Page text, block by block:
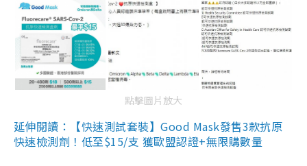
點擊圖片放大
延伸閱讀：【快速測試套裝】Good Mask發售3款抗原
快速檢測劑！低至$15/支 獲歐盟認證+無限購數量